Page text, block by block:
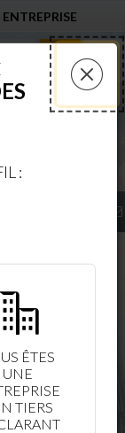
ENTREPRISE
Rechercher sur
Services
RÉEL
D'INFOS
:
ÊTES
UNE
TIERS